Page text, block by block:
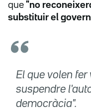
que "no
substituir el
El que volen
suspendre
democràcia".